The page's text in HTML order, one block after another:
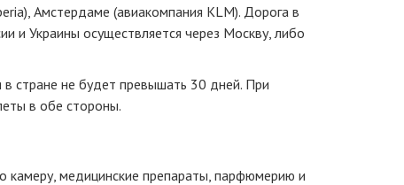
Амстердаме (авиакомпания KLM). Дорога в
и Украины осуществляется через Москву, либо
в стране не будет превышать 30 дней. При
в обе стороны.
медицинские препараты, парфюмерию и